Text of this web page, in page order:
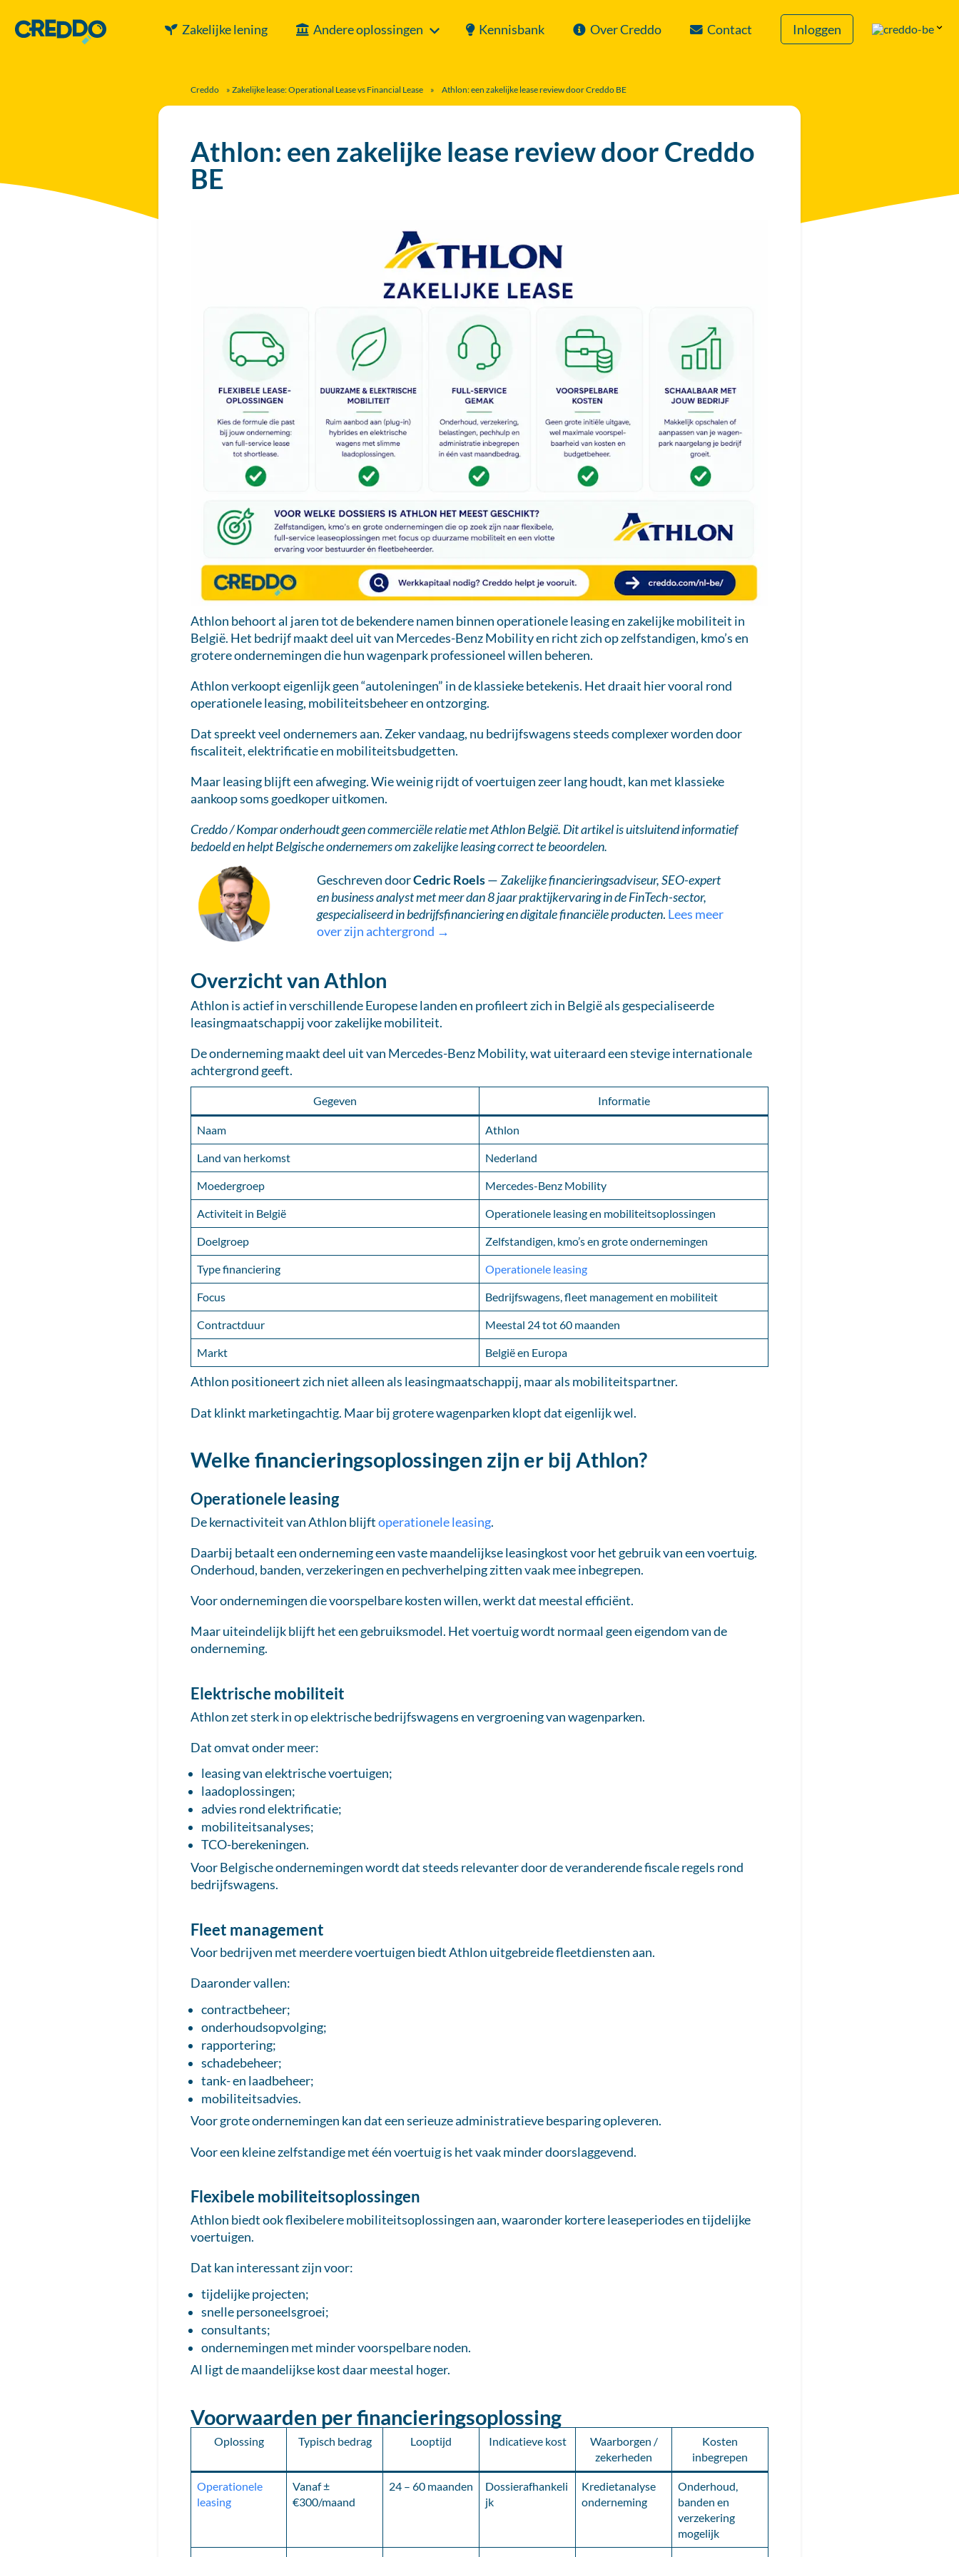
Zakelijke lening Andere oplossingen Kennisbank Over Creddo Contact Inloggen
Creddo » Zakelijke lease: Operational Lease vs Financial Lease » Athlon: een zakelijke lease review door Creddo BE
Athlon: een zakelijke lease review door Creddo
BE
Athlon behoort al jaren tot de bekendere namen binnen operationele leasing en zakelijke mobiliteit in
België. Het bedrijf maakt deel uit van Mercedes-Benz Mobility en richt zich op zelfstandigen, kmo’s en
grotere ondernemingen die hun wagenpark professioneel willen beheren.
Athlon verkoopt eigenlijk geen “autoleningen” in de klassieke betekenis. Het draait hier vooral rond
operationele leasing, mobiliteitsbeheer en ontzorging.
Dat spreekt veel ondernemers aan. Zeker vandaag, nu bedrijfswagens steeds complexer worden door
fiscaliteit, elektrificatie en mobiliteitsbudgetten.
Maar leasing blijft een afweging. Wie weinig rijdt of voertuigen zeer lang houdt, kan met klassieke
aankoop soms goedkoper uitkomen.
Creddo / Kompar onderhoudt geen commerciële relatie met Athlon België. Dit artikel is uitsluitend informatief
bedoeld en helpt Belgische ondernemers om zakelijke leasing correct te beoordelen.
Geschreven doorCedric Roels—Zakelijke financieringsadviseur, SEO-expert
en business analyst met meer dan 8 jaar praktijkervaring in de FinTech-sector,
gespecialiseerd in bedrijfsfinanciering en digitale financiële producten. Lees meer
over zijn achtergrond →
Overzicht van Athlon
Athlon is actief in verschillende Europese landen en profileert zich in België als gespecialiseerde
leasingmaatschappij voor zakelijke mobiliteit.
De onderneming maakt deel uit van Mercedes-Benz Mobility, wat uiteraard een stevige internationale
achtergrond geeft.
Gegeven Informatie
Naam Athlon
Land van herkomst Nederland
Moedergroep Mercedes-Benz Mobility
Activiteit in België Operationele leasing en mobiliteitsoplossingen
Doelgroep Zelfstandigen, kmo’s en grote ondernemingen
Type financiering Operationele leasing
Focus Bedrijfswagens, fleet management en mobiliteit
Contractduur Meestal 24 tot 60 maanden
Markt België en Europa
Athlon positioneert zich niet alleen als leasingmaatschappij, maar als mobiliteitspartner.
Dat klinkt marketingachtig. Maar bij grotere wagenparken klopt dat eigenlijk wel.
Welke financieringsoplossingen zijn er bij Athlon?
Operationele leasing
De kernactiviteit van Athlon blijftoperationele leasing.
Daarbij betaalt een onderneming een vaste maandelijkse leasingkost voor het gebruik van een voertuig.
Onderhoud, banden, verzekeringen en pechverhelping zitten vaak mee inbegrepen.
Voor ondernemingen die voorspelbare kosten willen, werkt dat meestal efficiënt.
Maar uiteindelijk blijft het een gebruiksmodel. Het voertuig wordt normaal geen eigendom van de
onderneming.
Elektrische mobiliteit
Athlon zet sterk in op elektrische bedrijfswagens en vergroening van wagenparken.
Dat omvat onder meer:
leasing van elektrische voertuigen;
laadoplossingen;
advies rond elektrificatie;
mobiliteitsanalyses;
TCO-berekeningen.
Voor Belgische ondernemingen wordt dat steeds relevanter door de veranderende fiscale regels rond
bedrijfswagens.
Fleet management
Voor bedrijven met meerdere voertuigen biedt Athlon uitgebreide fleetdiensten aan.
Daaronder vallen:
contractbeheer;
onderhoudsopvolging;
rapportering;
schadebeheer;
tank- en laadbeheer;
mobiliteitsadvies.
Voor grote ondernemingen kan dat een serieuze administratieve besparing opleveren.
Voor een kleine zelfstandige met één voertuig is het vaak minder doorslaggevend.
Flexibele mobiliteitsoplossingen
Athlon biedt ook flexibelere mobiliteitsoplossingen aan, waaronder kortere leaseperiodes en tijdelijke
voertuigen.
Dat kan interessant zijn voor:
tijdelijke projecten;
snelle personeelsgroei;
consultants;
ondernemingen met minder voorspelbare noden.
Al ligt de maandelijkse kost daar meestal hoger.
Voorwaarden per financieringsoplossing
Oplossing Typisch bedrag Looptijd Indicatieve kost
Waarborgen /
zekerheden
Kosten
inbegrepen
Operationele
leasing
Vanaf ±
€300/maand
24 – 60 maanden
Dossierafhankeli
jk
Kredietanalyse
onderneming
Onderhoud,
banden en
verzekering
mogelijk